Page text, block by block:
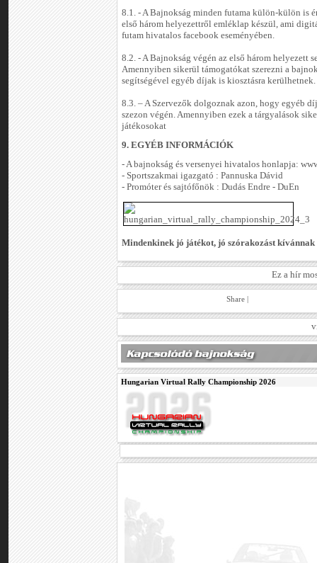
8.1. - A Bajnokság minden futama külön-külön is
első három helyezettről emléklap készül, ami
futam hivatalos facebook eseményében.
8.2. - A Bajnokság végén az első három helyezett
Amennyiben sikerül támogatókat szerezni a
segítségével egyéb díjak is kiosztásra kerülhetnek.
8.3. – A Szervezők dolgoznak azon, hogy egyéb
szezon végén. Amennyiben ezek a tárgyalások
játékosokat
9. EGYÉB INFORMÁCIÓK
- A bajnokság és versenyei hivatalos honlapja:
- Sportszakmai igazgató : Pannuska Dávid
- Promóter és sajtófőnök : Dudás Endre - DuEn
Mindenkinek jó játékot, jó szórakozást kívánnak
Ez a hír
Share |
Hungarian Virtual Rally Championship 2026